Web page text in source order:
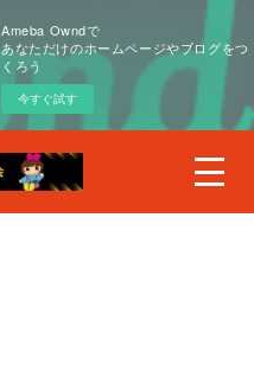
Ameba Owndで
あなただけのホームページやブログをつ
くろう
今すぐ試す